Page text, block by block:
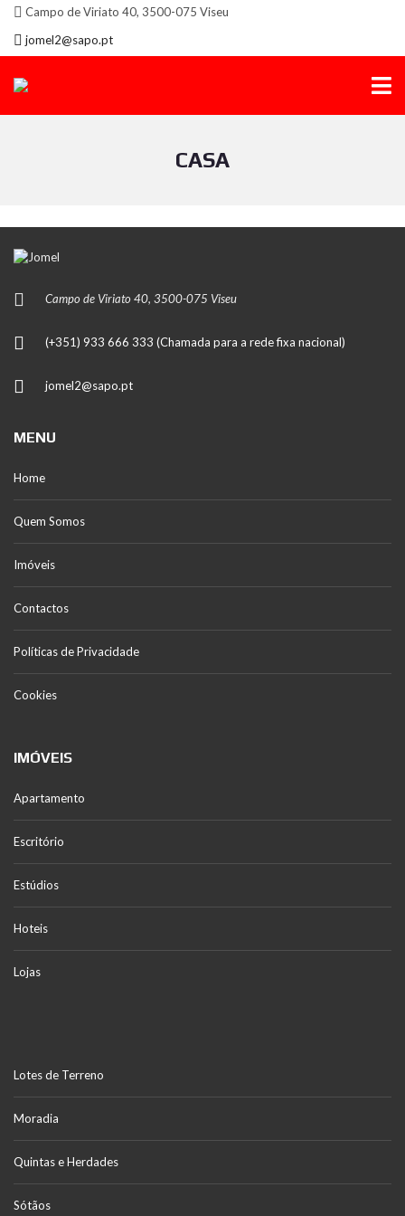
Campo de Viriato 40, 3500-075 Viseu
jomel2@sapo.pt
CASA
Campo de Viriato 40, 3500-075 Viseu
(+351) 933 666 333 (Chamada para a rede fixa nacional)
jomel2@sapo.pt
MENU
Home
Quem Somos
Imóveis
Contactos
Políticas de Privacidade
Cookies
IMÓVEIS
Apartamento
Escritório
Estúdios
Hoteis
Lojas
Lotes de Terreno
Moradia
Quintas e Herdades
Sótãos